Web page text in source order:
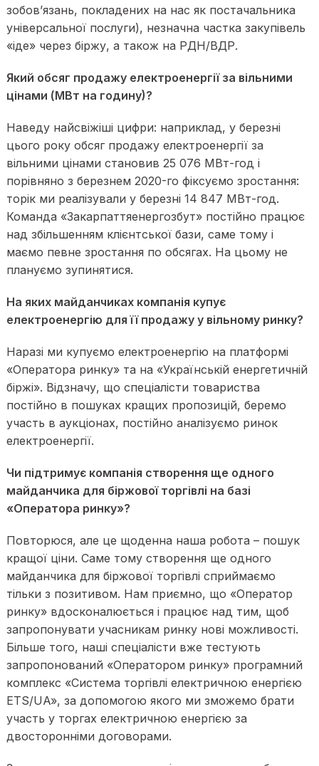
зобов’язань, покладених на нас як постачальника
універсальної послуги), незначна частка закупівель
«іде» через біржу, а також на РДН/ВДР.
Який обсяг продажу електроенергії за вільними
цінами (МВт на годину)?
Наведу найсвіжіші цифри: наприклад, у березні
цього року обсяг продажу електроенергії за
вільними цінами становив 25 076 МВт-год і
порівняно з березнем 2020-го фіксуємо зростання:
торік ми реалізували у березні 14 847 МВт-год.
Команда «Закарпаттяенергозбут» постійно працює
над збільшенням клієнтської бази, саме тому і
маємо певне зростання по обсягах. На цьому не
плануємо зупинятися.
На яких майданчиках компанія купує
електроенергію для її продажу у вільному ринку?
Наразі ми купуємо електроенергію на платформі
«Оператора ринку» та на «Українській енергетичній
біржі». Відзначу, що спеціалісти товариства
постійно в пошуках кращих пропозицій, беремо
участь в аукціонах, постійно аналізуємо ринок
електроенергії.
Чи підтримує компанія створення ще одного
майданчика для біржової торгівлі на базі
«Оператора ринку»?
Повторюся, але це щоденна наша робота – пошук
кращої ціни. Саме тому створення ще одного
майданчика для біржової торгівлі сприймаємо
тільки з позитивом. Нам приємно, що «Оператор
ринку» вдосконалюється і працює над тим, щоб
запропонувати учасникам ринку нові можливості.
Більше того, наші спеціалісти вже тестують
запропонований «Оператором ринку» програмний
комплекс «Система торгівлі електричною енергією
ETS/UA», за допомогою якого ми зможемо брати
участь у торгах електричною енергією за
двосторонніми договорами.